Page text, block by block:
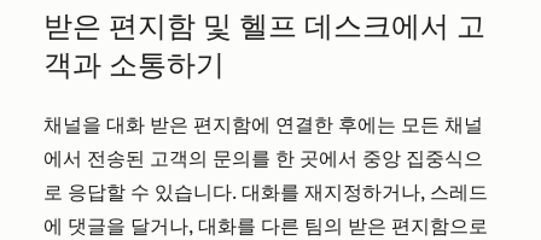
받은 편지함 및 헬프 데스크에서 고
객과 소통하기
채널을 대화 받은 편지함에 연결한 후에는 모든 채널
에서 전송된 고객의 문의를 한 곳에서 중앙 집중식으
로 응답할 수 있습니다. 대화를 재지정하거나, 스레드
에 댓글을 달거나, 대화를 다른 팀의 받은 편지함으로